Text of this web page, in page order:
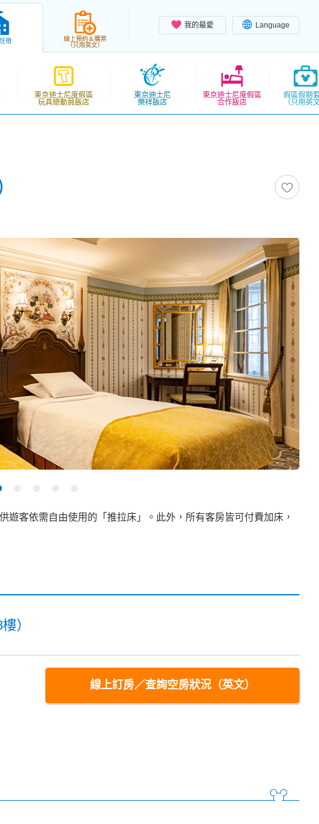
我的最愛 Language
宿
線上預約＆購票
（只用英文）
東京迪士尼度假區
玩具總動員飯店
東京迪士尼
樂祥飯店
東京迪士尼度假區
合作飯店
假區假期
（只用英
遊客依需自由使用的「推拉床」。此外，所有客房皆可付費加床，
）
線上訂房／查詢空房狀況（英文）